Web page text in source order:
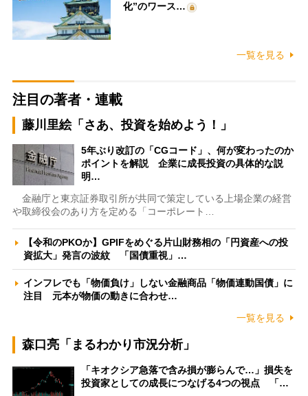
化”のワース…
一覧を見る
注目の著者・連載
藤川里絵「さあ、投資を始めよう！」
5年ぶり改訂の「CGコード」、何が変わったのか
ポイントを解説 企業に成長投資の具体的な説
明…
金融庁と東京証券取引所が共同で策定している上場企業の経営
や取締役会のあり方を定める「コーポレート…
【令和のPKOか】GPIFをめぐる片山財務相の「円資産への投
資拡大」発言の波紋 「国債重視」…
インフレでも「物価負け」しない金融商品「物価連動国債」に
注目 元本が物価の動きに合わせ…
一覧を見る
森口亮「まるわかり市況分析」
「キオクシア急落で含み損が膨らんで…」損失を
投資家としての成長につなげる4つの視点 「…